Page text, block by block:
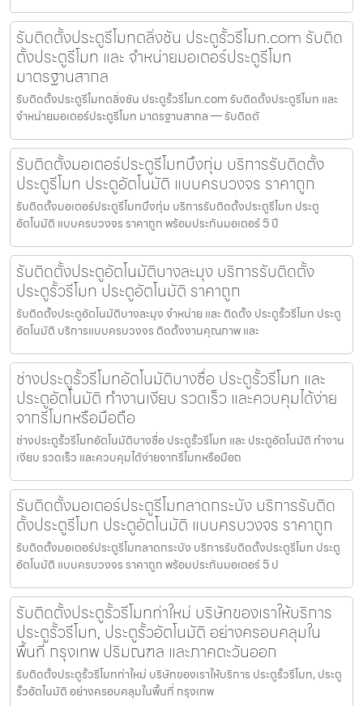
รับติดตั้งประตูรีโมทตลิ่งชัน ประตูรั้วรีโมท.com รับติด
ตั้งประตูรีโมท และ จำหน่ายมอเตอร์ประตูรีโมท
มาตรฐานสากล
รับติดตั้งประตูรีโมทตลิ่งชัน ประตูรั้วรีโมท.com รับติดตั้งประตูรีโมท และ
จำหน่ายมอเตอร์ประตูรีโมท มาตรฐานสากล — รับติดตั
รับติดตั้งมอเตอร์ประตูรีโมทบึงกุ่ม บริการรับติดตั้ง
ประตูรีโมท ประตูอัตโนมัติ แบบครบวงจร ราคาถูก
รับติดตั้งมอเตอร์ประตูรีโมทบึงกุ่ม บริการรับติดตั้งประตูรีโมท ประตู
อัตโนมัติ แบบครบวงจร ราคาถูก พร้อมประกันมอเตอร์ 5 ปี
รับติดตั้งประตูอัตโนมัติบางละมุง บริการรับติดตั้ง
ประตูรั้วรีโมท ประตูอัตโนมัติ ราคาถูก
รับติดตั้งประตูอัตโนมัติบางละมุง จำหน่าย และ ติดตั้ง ประตูรั้วรีโมท ประตู
อัตโนมัติ บริการแบบครบวงจร ติดตั้งงานคุณภาพ และ
ช่างประตูรั้วรีโมทอัตโนมัติบางซื่อ ประตูรั้วรีโมท และ
ประตูอัตโนมัติ ทำงานเงียบ รวดเร็ว และควบคุมได้ง่าย
จากรีโมทหรือมือถือ
ช่างประตูรั้วรีโมทอัตโนมัติบางซื่อ ประตูรั้วรีโมท และ ประตูอัตโนมัติ ทำงาน
เงียบ รวดเร็ว และควบคุมได้ง่ายจากรีโมทหรือมือถ
รับติดตั้งมอเตอร์ประตูรีโมทลาดกระบัง บริการรับติด
ตั้งประตูรีโมท ประตูอัตโนมัติ แบบครบวงจร ราคาถูก
รับติดตั้งมอเตอร์ประตูรีโมทลาดกระบัง บริการรับติดตั้งประตูรีโมท ประตู
อัตโนมัติ แบบครบวงจร ราคาถูก พร้อมประกันมอเตอร์ 5 ป
รับติดตั้งประตูรั้วรีโมทท่าใหม่ บริษัทของเราให้บริการ
ประตูรั้วรีโมท, ประตูรั้วอัตโนมัติ อย่างครอบคลุมใน
พื้นที่ กรุงเทพ ปริมณฑล และภาคตะวันออก
รับติดตั้งประตูรั้วรีโมทท่าใหม่ บริษัทของเราให้บริการ ประตูรั้วรีโมท, ประตู
รั้วอัตโนมัติ อย่างครอบคลุมในพื้นที่ กรุงเทพ